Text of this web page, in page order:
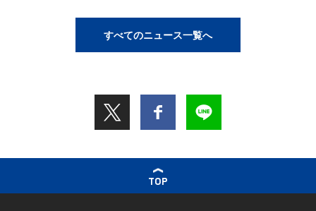
すべてのニュース一覧へ
TOP